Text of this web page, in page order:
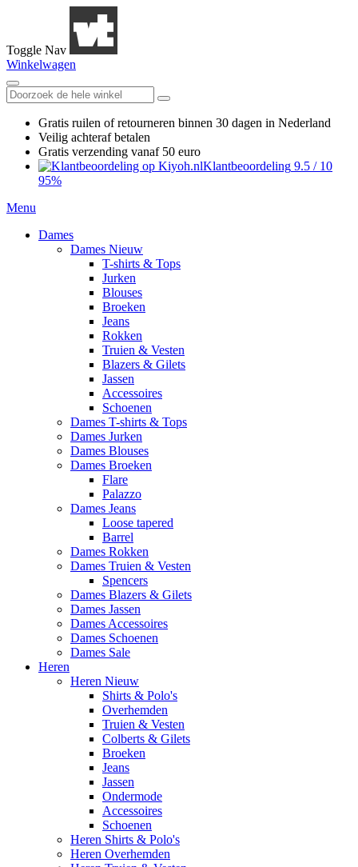
Toggle Nav
Winkelwagen
Gratis ruilen of retourneren binnen 30 dagen in Nederland
Veilig achteraf betalen
Gratis verzending vanaf 50 euro
Klantbeoordeling 9.5 / 10
95%
Menu
Dames
Dames Nieuw
T-shirts & Tops
Jurken
Blouses
Broeken
Jeans
Rokken
Truien & Vesten
Blazers & Gilets
Jassen
Accessoires
Schoenen
Dames T-shirts & Tops
Dames Jurken
Dames Blouses
Dames Broeken
Flare
Palazzo
Dames Jeans
Loose tapered
Barrel
Dames Rokken
Dames Truien & Vesten
Spencers
Dames Blazers & Gilets
Dames Jassen
Dames Accessoires
Dames Schoenen
Dames Sale
Heren
Heren Nieuw
Shirts & Polo's
Overhemden
Truien & Vesten
Colberts & Gilets
Broeken
Jeans
Jassen
Ondermode
Accessoires
Schoenen
Heren Shirts & Polo's
Heren Overhemden